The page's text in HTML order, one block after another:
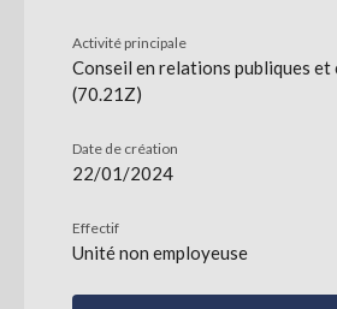
Activité principale
Conseil en relations publiques et
(70.21Z)
Date de création
22/01/2024
Effectif
Unité non employeuse